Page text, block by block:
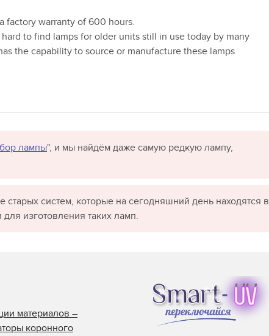
factory warranty of 600 hours.
to find lamps for older units still in use today by many
the capability to source or manufacture these lamps
лампы", и мы найдём даже самую редкую лампу,
систем, которые на сегодняшний день находятся в
изготовления таких ламп.
материалов –
коронного